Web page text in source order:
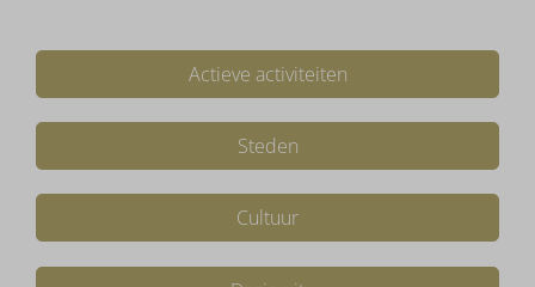
Actieve activiteiten
Steden
Cultuur